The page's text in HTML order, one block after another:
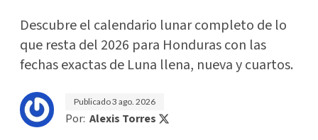
Descubre el calendario lunar completo de lo
que resta del 2026 para Honduras con las
fechas exactas de Luna llena, nueva y cuartos.
Publicado3 ago. 2026
Por: Alexis Torres